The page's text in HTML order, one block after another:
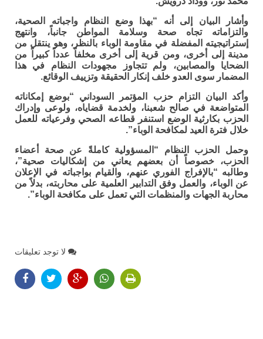
وأشار البيان إلى أنه “بهذا وضع النظام واجباته الصحية،
والتزاماته تجاه صحة وسلامة المواطن جانباً، وانتهج
إستراتيجيته المفضلة في مقاومة الوباء بالنظر، وهو ينتقل من
مدينة إلى أخرى، ومن قرية إلى أخرى مخلفاً عدداً كبيراً من
الضحايا والمصابين، ولم تتجاوز مجهودات النظام في هذا
المضمار سوى العدو خلف إنكار الحقيقة وتزييف الوقائع.
وأكد البيان التزام حزب المؤتمر السوداني “بوضع إمكاناته
المتواضعة في صالح شعبنا، ولخدمة قضاياه، ولوعى وإدراك
الحزب بكارثية الوضع استنفر قطاعه الصحي وفرعياته للعمل
خلال فترة العيد لمكافحة الوباء”.
وحمل الحزب النظام “المسؤولية كاملةً عن صحة أعضاء
الحزب، خصوصاً أن بعضهم يعاني من إشكاليات صحية”،
وطالبه “بالإفراج الفوري عنهم، والقيام بواجباته في الإعلان
عن الوباء، والعمل وفق التدابير العلمية على محاربته، بدلاً من
محاربة الجهات والمنظمات التي تعمل على مكافحة الوباء”.
لا توجد تعليقات